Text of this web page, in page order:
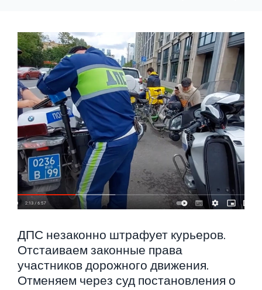
МЕТКА:
ЗАКОННЫЕ
ПРАВА
ДПС незаконно штрафует курьеров.
Отстаиваем законные права
участников дорожного движения.
Отменяем через суд постановления о